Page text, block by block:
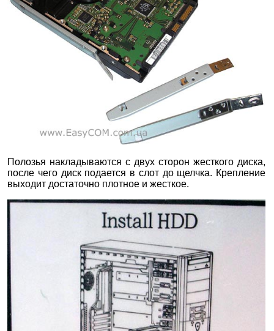
Полозья накладываются с двух сторон жесткого диска,
после чего диск подается в слот до щелчка. Крепление
выходит достаточно плотное и жесткое.